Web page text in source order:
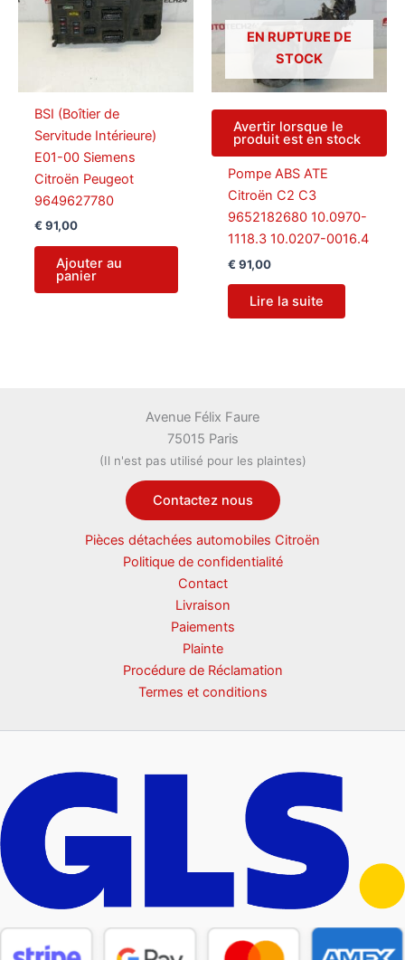
BSI (Boîtier de
Servitude Intérieure)
E01-00 Siemens
Citroën Peugeot
9649627780
€ 91,00
Ajouter au
panier
EN RUPTURE DE
STOCK
Avertir lorsque le
produit est en stock
Pompe ABS ATE
Citroën C2 C3
9652182680 10.0970-
1118.3 10.0207-0016.4
€ 91,00
Lire la suite
Avenue Félix Faure
75015 Paris
(Il n'est pas utilisé pour les plaintes)
Contactez nous
Pièces détachées automobiles Citroën
Politique de confidentialité
Contact
Livraison
Paiements
Plainte
Procédure de Réclamation
Termes et conditions